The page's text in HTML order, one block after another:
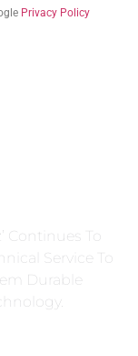
Privacy Policy
Continues To
Service To
Durable